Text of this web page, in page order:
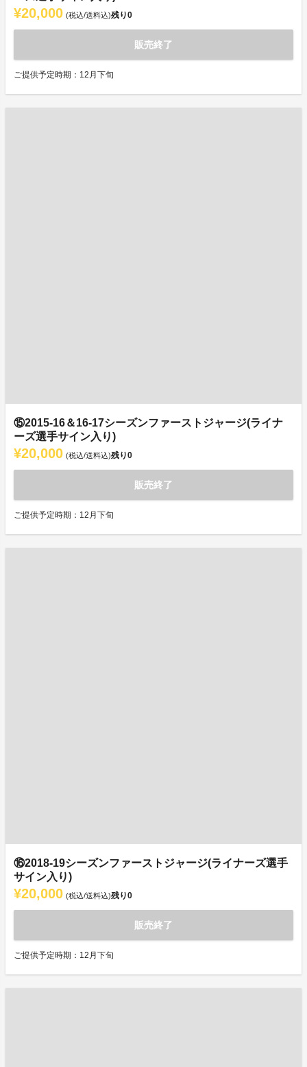
¥20,000 (税込/送料込)残り0
販売終了
ご提供予定時期：12月下旬
⑮2015-16＆16-17シーズンファーストジャージ(ライナ
ーズ選手サイン入り)
¥20,000 (税込/送料込)残り0
販売終了
ご提供予定時期：12月下旬
⑯2018-19シーズンファーストジャージ(ライナーズ選手
サイン入り)
¥20,000 (税込/送料込)残り0
販売終了
ご提供予定時期：12月下旬